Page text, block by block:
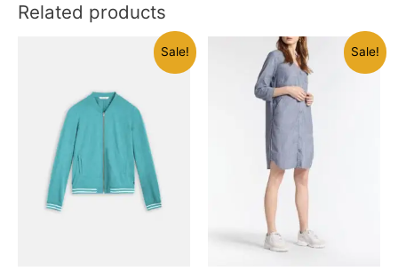
Related products
Sale! Sale!